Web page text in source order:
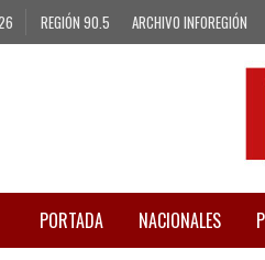
REGIÓN 90.5 ARCHIVO INFOREGIÓN
PORTADA NACIONALES